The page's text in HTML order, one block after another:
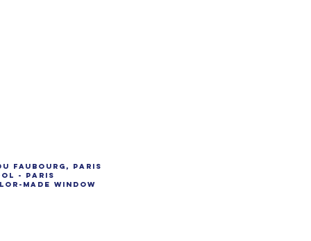
Faubourg, Paris
- Paris
made window